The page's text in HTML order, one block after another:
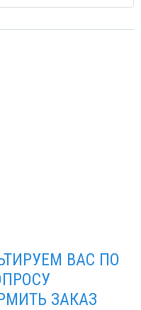
ВАС ПО
ЗАКАЗ